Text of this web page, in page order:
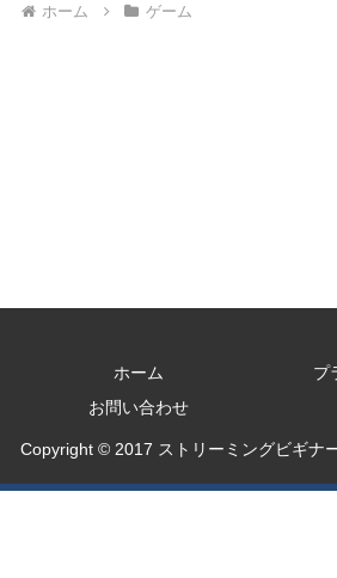
ホーム ゲーム
ホーム
プ
お問い合わせ
Copyright © 2017 ストリーミングビギナ